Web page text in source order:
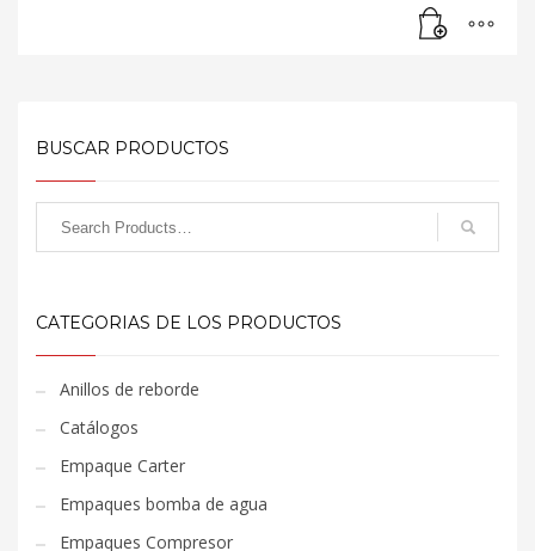
BUSCAR PRODUCTOS
CATEGORIAS DE LOS PRODUCTOS
Anillos de reborde
Catálogos
Empaque Carter
Empaques bomba de agua
Empaques Compresor